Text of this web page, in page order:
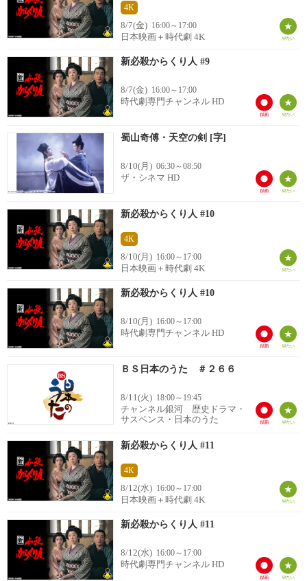
4K
8/7(金) 16:00～17:00
日本映画＋時代劇 4K
新必殺からくり人 #9
8/7(金) 16:00～17:00
時代劇専門チャンネル HD
蜀山奇傅・天空の剣 [字]
8/10(月) 06:30～08:50
ザ・シネマ HD
新必殺からくり人 #10
4K
8/10(月) 16:00～17:00
日本映画＋時代劇 4K
新必殺からくり人 #10
8/10(月) 16:00～17:00
時代劇専門チャンネル HD
ＢＳ日本のうた ＃２６６
8/11(火) 18:00～19:45
チャンネル銀河 歴史ドラマ・
サスペンス・日本のうた
新必殺からくり人 #11
4K
8/12(水) 16:00～17:00
日本映画＋時代劇 4K
新必殺からくり人 #11
8/12(水) 16:00～17:00
時代劇専門チャンネル HD